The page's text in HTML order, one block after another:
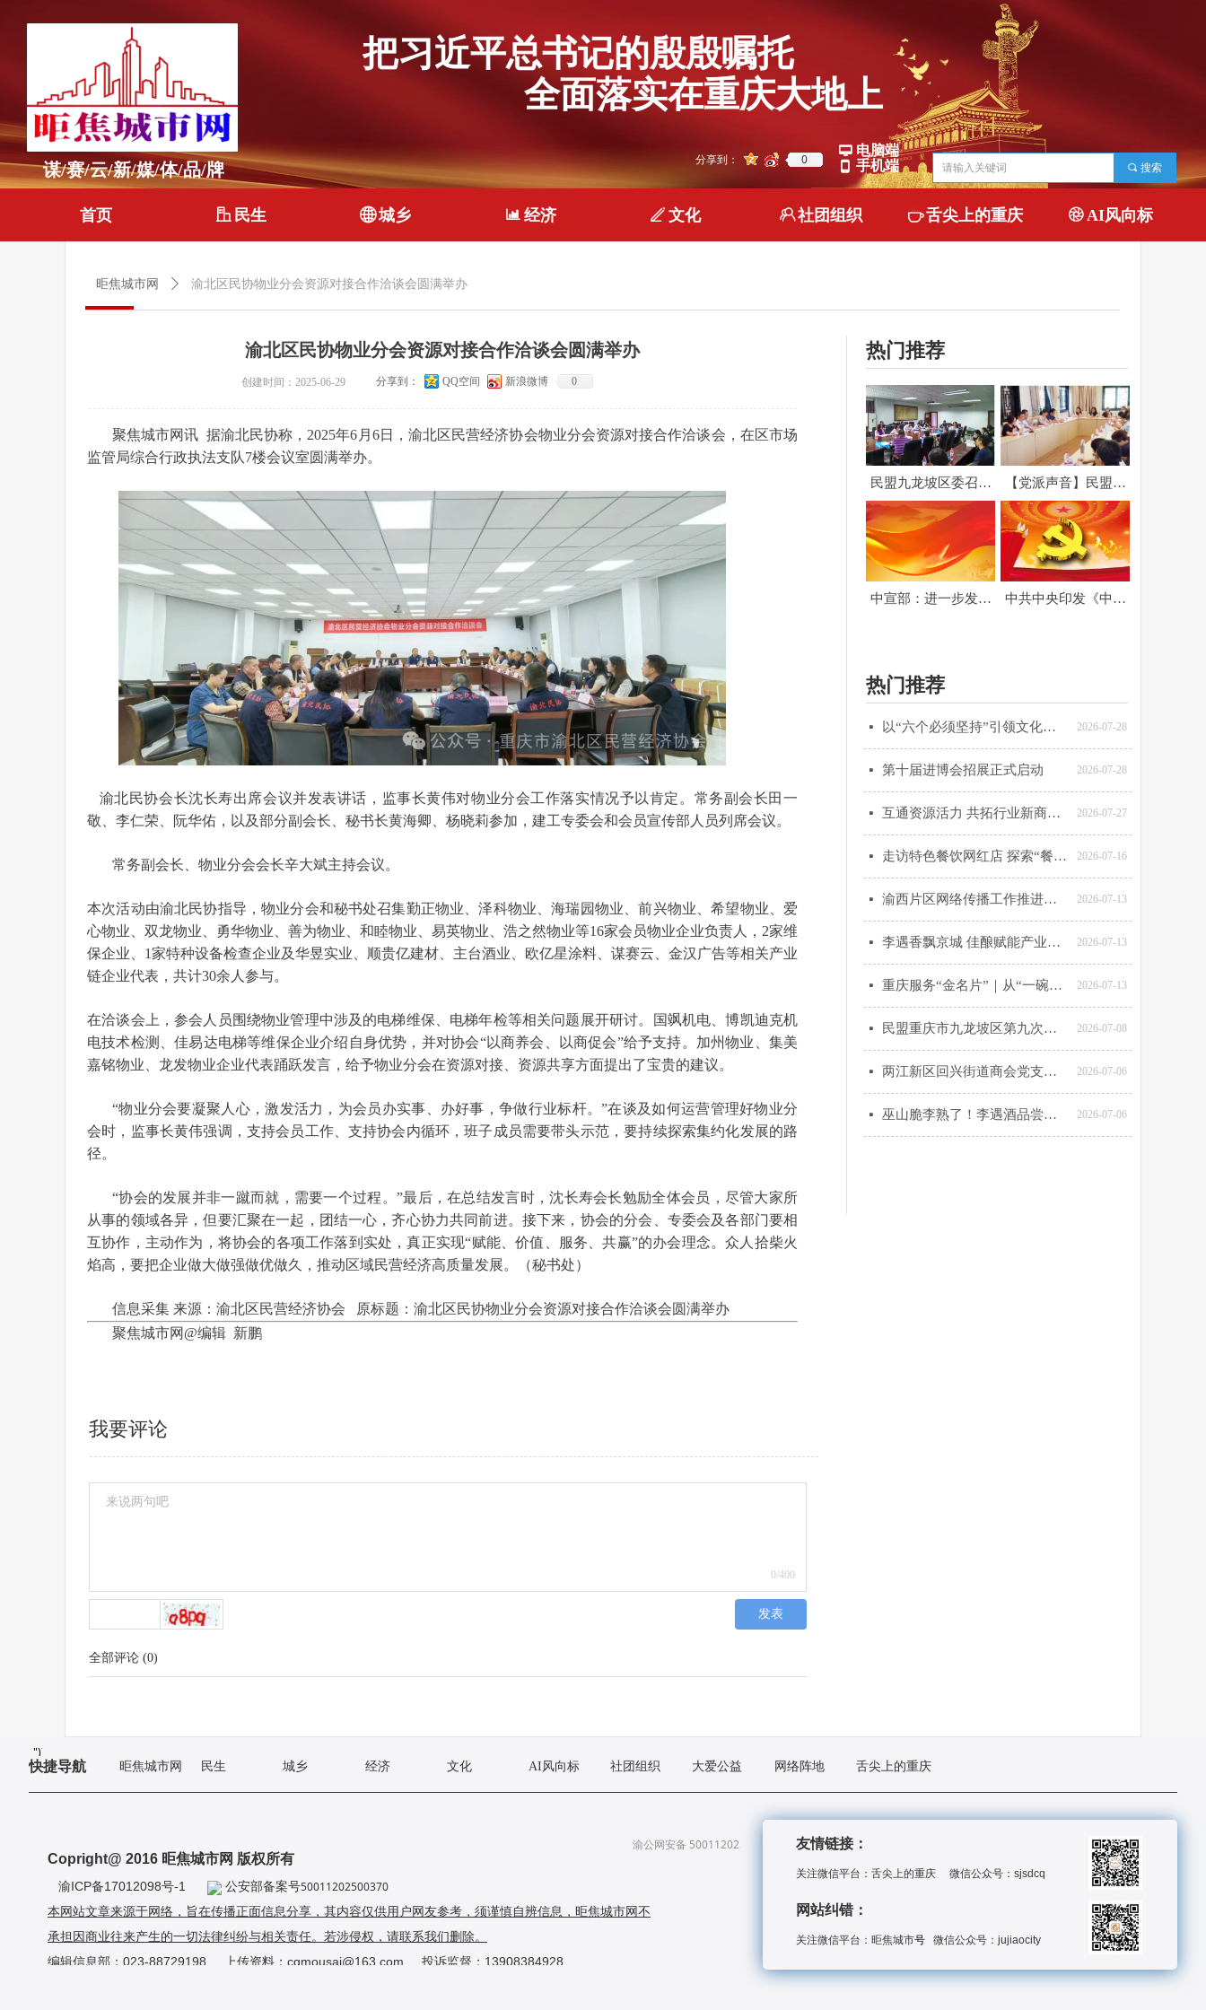
把习近平总书记的殷殷嘱托
全面落实在重庆大地上
谋/赛/云/新/媒/体/品/牌 끠 搜索
分享到： 0 넡 电脑端
넓 手机端
首页 ꀶ 民生 ꄓ城乡 ꀄ 经济 ꄅ 文化 ꁘ社团组织 ꄘ舌尖上的重庆 ꁵAI风向标
创建时间： 2025-06-29
昛焦城市网 ꄲ 渝北区民协物业分会资源对接合作洽谈会圆满举办
渝北区民协物业分会资源对接合作洽谈会圆满举办
聚焦城市网讯 据渝北民协称，2025年6月6日，渝北区民营经济协会物业分会资源对接合作洽谈会，在区市场
监管局综合行政执法支队7楼会议室圆满举办。
渝北民协会长沈长寿出席会议并发表讲话，监事长黄伟对物业分会工作落实情况予以肯定。常务副会长田一
敬、李仁荣、阮华佑，以及部分副会长、秘书长黄海卿、杨晓莉参加，建工专委会和会员宣传部人员列席会议。
常务副会长、物业分会会长辛大斌主持会议。
本次活动由渝北民协指导，物业分会和秘书处召集勤正物业、泽科物业、海瑞园物业、前兴物业、希望物业、爱
心物业、双龙物业、勇华物业、善为物业、和睦物业、易英物业、浩之然物业等16家会员物业企业负责人，2家维
保企业、1家特种设备检查企业及华昱实业、顺贵亿建材、主台酒业、欧亿星涂料、谋赛云、金汉广告等相关产业
链企业代表，共计30余人参与。
在洽谈会上，参会人员围绕物业管理中涉及的电梯维保、电梯年检等相关问题展开研讨。国飒机电、博凯迪克机
电技术检测、佳易达电梯等维保企业介绍自身优势，并对协会“以商养会、以商促会”给予支持。加州物业、集美
嘉铭物业、龙发物业企业代表踊跃发言，给予物业分会在资源对接、资源共享方面提出了宝贵的建议。
“物业分会要凝聚人心，激发活力，为会员办实事、办好事，争做行业标杆。”在谈及如何运营管理好物业分
会时，监事长黄伟强调，支持会员工作、支持协会内循环，班子成员需要带头示范，要持续探索集约化发展的路
径。
“协会的发展并非一蹴而就，需要一个过程。”最后，在总结发言时，沈长寿会长勉励全体会员，尽管大家所
从事的领域各异，但要汇聚在一起，团结一心，齐心协力共同前进。接下来，协会的分会、专委会及各部门要相
互协作，主动作为，将协会的各项工作落到实处，真正实现“赋能、价值、服务、共赢”的办会理念。众人拾柴火
焰高，要把企业做大做强做优做久，推动区域民营经济高质量发展。（秘书处）
信息采集 来源：渝北区民营经济协会 原标题：渝北区民协物业分会资源对接合作洽谈会圆满举办
聚焦城市网@编辑 新鹏
分享到： QQ空间 新浪微博 0
热门推荐
2026-07-28
넷 以“六个必须坚持”引领文化强国建设
2026-07-28
넷 第十届进博会招展正式启动
2026-07-27
넷 互通资源活力 共拓行业新商机——两江新区回兴街道商会资源链接会（第4期）圆满举办
2026-07-16
넷 走访特色餐饮网红店 探索“餐饮+文娱”转型新路径
2026-07-13
넷 渝西片区网络传播工作推进会在江津区召开 两江新区区委网信办等发言
2026-07-13
넷 李遇香飘京城 佳酿赋能产业——李遇农业亮相巫山脆李北京产销对接活动
2026-07-13
넷 重庆服务“金名片”｜从“一碗菜”到“一个产业” 重庆美食超级IP何以走向世界》
2026-07-08
넷 民盟重庆市九龙坡区第九次代表大会召开
2026-07-06
넷 两江新区回兴街道商会党支部开展“七一”主题党日学习活动
2026-07-06
넷 巫山脆李熟了！李遇酒品尝过吗？
热门推荐
民盟九龙坡区委召开
参政议政座谈会
【党派声音】民盟九
龙坡区委开展暑期盟
务干部培训
中宣部：进一步发挥
中共中央印发《中国
0/400
发表
全部评论 (0)
我要评论
友情链接：
关注微信平台： 舌尖上的重庆 微信公众号：sjsdcq
网站纠错：
关注微信平台：昛焦城市号 微信公众号：jujiaocity
Copright@ 2016 昛焦城市网 版权所有
渝ICP备17012098号-1 公安部备案号50011202500370
本网站文章来源于网络，旨在传播正面信息分享，其内容仅供用户网友参考，须谨慎自辨信息，昛焦城市网不
承担因商业往来产生的一切法律纠纷与相关责任。若涉侵权，请联系我们删除。
编辑信息部：023-88729198 上传资料：cqmousai@163.com 投诉监督：13908384928
"));
渝公网安备 50011202500370号
快捷导航 昛焦城市网 民生 城乡 经济 文化 AI风向标 社团组织 大爱公益 网络阵地 舌尖上的重庆